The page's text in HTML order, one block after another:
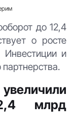
до 12,4
о росте
Инвестиции и
млрд